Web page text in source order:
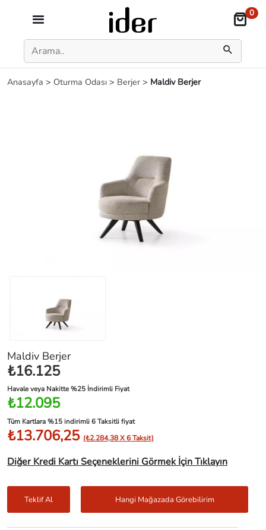
0
Anasayfa > Oturma Odası > Berjer > Maldiv Berjer
Maldiv Berjer
₺16.125
Havale veya Nakitte %25 İndirimli Fiyat
₺12.095
Tüm Kartlara %15 indirimli 6 Taksitli fiyat
₺13.706,25 (₺2.284,38 X 6 Taksit)
Diğer Kredi Kartı Seçeneklerini Görmek İçin Tıklayın
Teklif Al Hangi Mağazada Görebilirim